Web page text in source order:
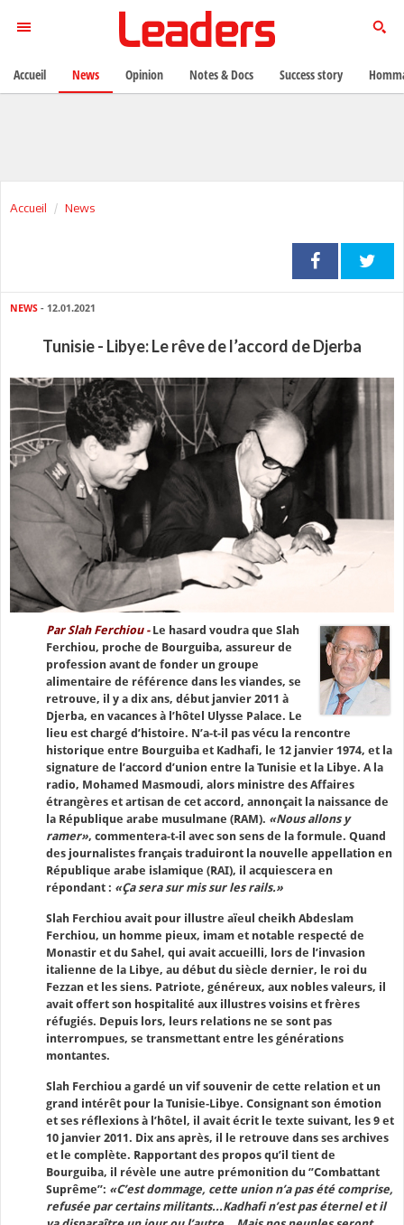
Accueil News
NEWS - 12.01.2021
Tunisie - Libye: Le rêve de l’accord de Djerba
Par Slah Ferchiou -Le hasard voudra que Slah
Ferchiou, proche de Bourguiba, assureur de
profession avant de fonder un groupe
alimentaire de référence dans les viandes, se
retrouve, il y a dix ans, début janvier 2011 à
Djerba, en vacances à l’hôtel Ulysse Palace. Le
lieu est chargé d’histoire. N’a-t-il pas vécu la rencontre
historique entre Bourguiba et Kadhafi, le 12 janvier 1974, et la
signature de l’accord d’union entre la Tunisie et la Libye. A la
radio, Mohamed Masmoudi, alors ministre des Affaires
étrangères et artisan de cet accord, annonçait la naissance de
la République arabe musulmane (RAM). «Nous allons y
ramer», commentera-t-il avec son sens de la formule. Quand
des journalistes français traduiront la nouvelle appellation en
République arabe islamique (RAI), il acquiescera en
répondant : «Ça sera sur mis sur les rails.»
Slah Ferchiou avait pour illustre aïeul cheikh Abdeslam
Ferchiou, un homme pieux, imam et notable respecté de
Monastir et du Sahel, qui avait accueilli, lors de l’invasion
italienne de la Libye, au début du siècle dernier, le roi du
Fezzan et les siens. Patriote, généreux, aux nobles valeurs, il
avait offert son hospitalité aux illustres voisins et frères
réfugiés. Depuis lors, leurs relations ne se sont pas
interrompues, se transmettant entre les générations
montantes.
Slah Ferchiou a gardé un vif souvenir de cette relation et un
grand intérêt pour la Tunisie-Libye. Consignant son émotion
et ses réflexions à l’hôtel, il avait écrit le texte suivant, les 9 et
10 janvier 2011. Dix ans après, il le retrouve dans ses archives
et le complète. Rapportant des propos qu’il tient de
Bourguiba, il révèle une autre prémonition du ‘’Combattant
Suprême’’: «C’est dommage, cette union n’a pas été comprise,
refusée par certains militants...Kadhafi n’est pas éternel et il
Accueil News Opinion Notes & Docs Success story